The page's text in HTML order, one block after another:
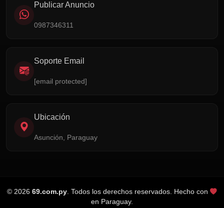
Publicar Anuncio
0987346311
Soporte Email
[email protected]
Ubicación
Asunción, Paraguay
© 2026 69.com.py. Todos los derechos reservados. Hecho con
en Paraguay.